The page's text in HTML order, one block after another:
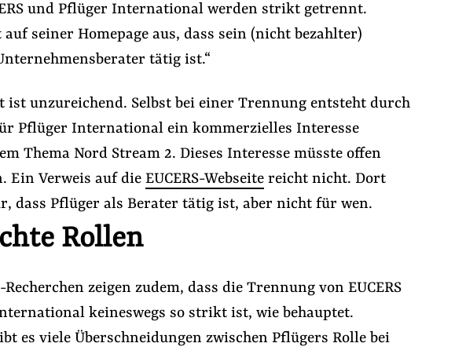
und Pflüger International werden strikt getrennt.
auf seiner Homepage aus, dass sein (nicht bezahlter)
tätig ist.“
ist unzureichend. Selbst bei einer Trennung entsteht durch
Pflüger International ein kommerzielles Interesse
Thema Nord Stream 2. Dieses Interesse müsste offen
Ein Verweis auf die EUCERS-Webseite reicht nicht. Dort
dass Pflüger als Berater tätig ist, aber nicht für wen.
Rollen
zeigen zudem, dass die Trennung von EUCERS
keineswegs so strikt ist, wie behauptet.
es viele Überschneidungen zwischen Pflügers Rolle bei